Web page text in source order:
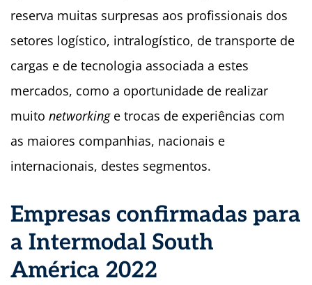
reserva muitas surpresas aos profissionais dos
setores logístico, intralogístico, de transporte de
cargas e de tecnologia associada a estes
mercados, como a oportunidade de realizar
muito networkinge trocas de experiências com
as maiores companhias, nacionais e
internacionais, destes segmentos.
Empresas confirmadas para
a Intermodal South
América 2022